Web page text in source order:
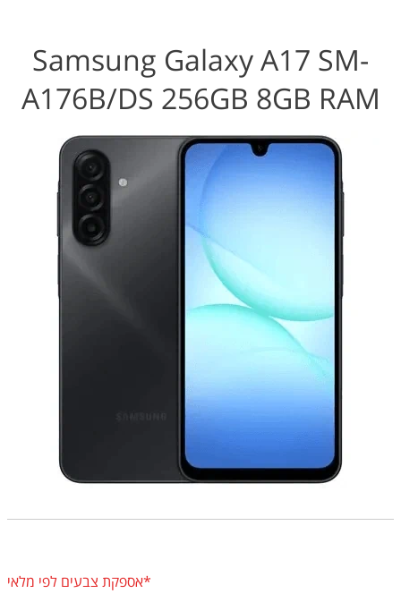
Samsung Galaxy A17 SM-
A176B/DS 256GB 8GB RAM
*אספקת צבעים לפי מלאי